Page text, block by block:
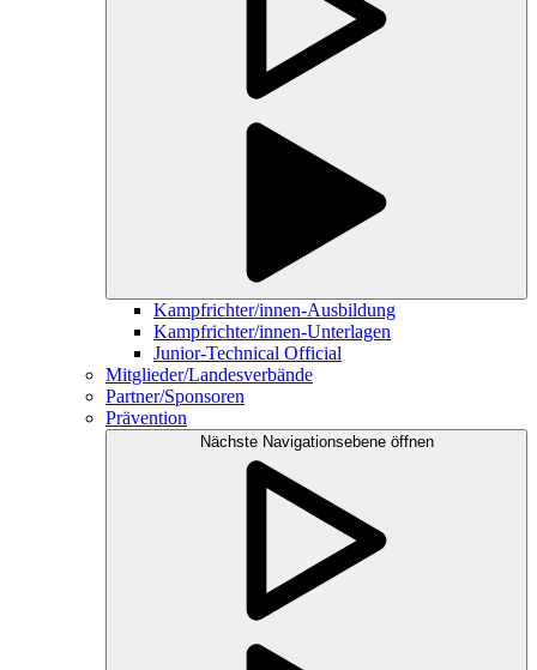
Kampfrichter/innen-Ausbildung
Kampfrichter/innen-Unterlagen
Junior-Technical Official
Mitglieder/Landesverbände
Partner/Sponsoren
Prävention
Nächste Navigationsebene öffnen